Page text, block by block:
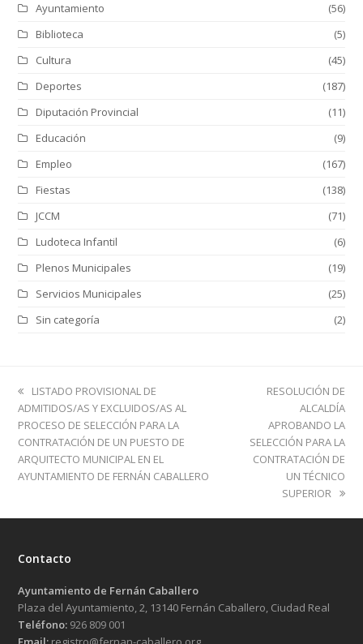
Ayuntamiento
(56)
Biblioteca
(5)
Cultura
(45)
Deportes
(187)
Diputación Provincial
(11)
Educación
(9)
Empleo
(167)
Fiestas
(138)
JCCM
(71)
Ludoteca Infantil
(6)
Plenos Municipales
(19)
Servicios Municipales
(25)
Sin categoría
(2)
previous
post:
LISTADO PROVISIONAL DE
ADMITIDOS/AS Y EXCLUIDOS/AS AL
PROCESO DE SELECCIÓN PARA LA
CONTRATACIÓN DE UN PUESTO DE
ARQUITECTO MUNICIPAL EN EL
AYUNTAMIENTO DE FERNÁN CABALLERO
next
RESOLUCIÓN DE
ALCALDÍA
APROBANDO LA
SELECCIÓN PARA LA
CONTRATACIÓN DE
UN TÉCNICO
SUPERIOR
Contacto
Ayuntamiento de Fernán Caballero
Plaza del Ayuntamiento, 2, 13140 Fernán Caballero, Ciudad Real
Teléfono: 926 809 001